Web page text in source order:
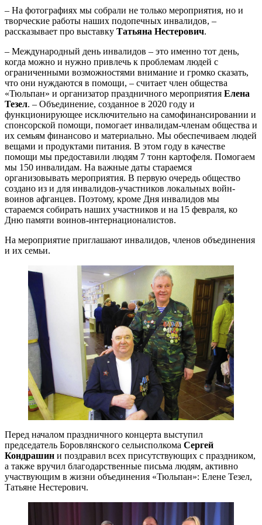
– На фотографиях мы собрали не только мероприятия, но и
творческие работы наших подопечных инвалидов, –
рассказывает про выставку Татьяна Нестерович.
– Международный день инвалидов – это именно тот день,
когда можно и нужно привлечь к проблемам людей с
ограниченными возможностями внимание и громко сказать,
что они нуждаются в помощи, – считает член общества
«Тюльпан» и организатор праздничного мероприятия Елена
Тезел. – Объединение, созданное в 2020 году и
функционирующее исключительно на самофинансировании и
спонсорской помощи, помогает инвалидам-членам общества и
их семьям финансово и материально. Мы обеспечиваем людей
вещами и продуктами питания. В этом году в качестве
помощи мы предоставили людям 7 тонн картофеля. Помогаем
мы 150 инвалидам. На важные даты стараемся
организовывать мероприятия. В первую очередь общество
создано из и для инвалидов-участников локальных войн-
воинов афганцев. Поэтому, кроме Дня инвалидов мы
стараемся собирать наших участников и на 15 февраля, ко
Дню памяти воинов-интернационалистов.
На мероприятие приглашают инвалидов, членов объединения
и их семьи.
Перед началом праздничного концерта выступил
председатель Боровлянского сельисполкома Сергей
Кондрашин и поздравил всех присутствующих с праздником,
а также вручил благодарственные письма людям, активно
участвующим в жизни объединения «Тюльпан»: Елене Тезел,
Татьяне Нестерович.